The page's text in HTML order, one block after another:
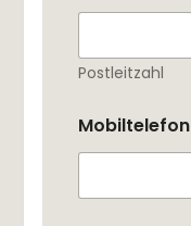
Postleitzahl
Mobiltelefon